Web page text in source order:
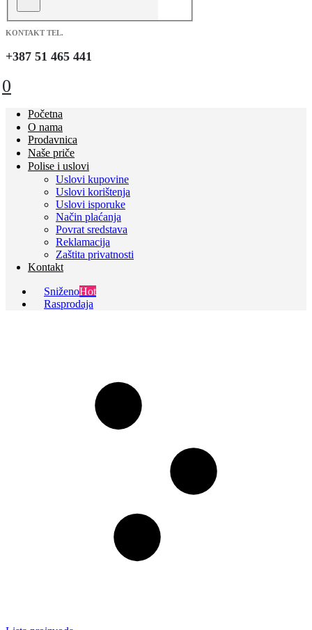
KONTAKT TEL.
+387 51 465 441
0
Početna
O nama
Prodavnica
Naše priče
Polise i uslovi
Uslovi kupovine
Uslovi korištenja
Uslovi isporuke
Način plaćanja
Povrat sredstava
Reklamacija
Zaštita privatnosti
Kontakt
SniženoHot
Rasprodaja